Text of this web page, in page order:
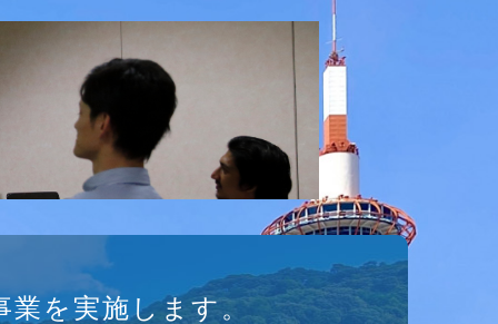
業を実施します。